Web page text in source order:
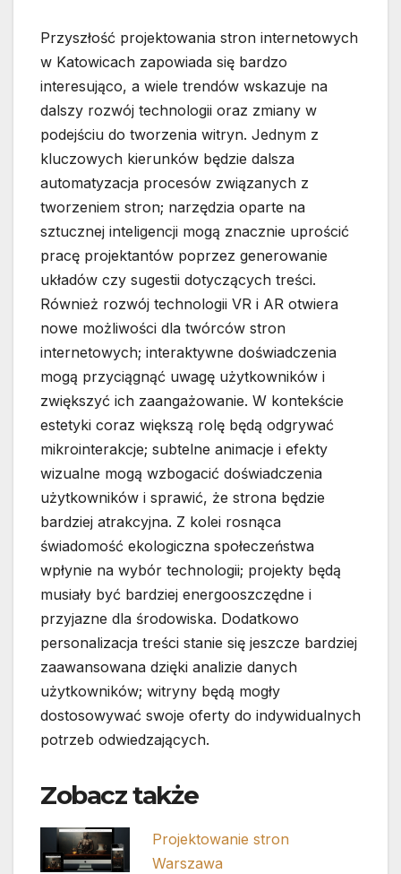
Przyszłość projektowania stron internetowych
w Katowicach zapowiada się bardzo
interesująco, a wiele trendów wskazuje na
dalszy rozwój technologii oraz zmiany w
podejściu do tworzenia witryn. Jednym z
kluczowych kierunków będzie dalsza
automatyzacja procesów związanych z
tworzeniem stron; narzędzia oparte na
sztucznej inteligencji mogą znacznie uprościć
pracę projektantów poprzez generowanie
układów czy sugestii dotyczących treści.
Również rozwój technologii VR i AR otwiera
nowe możliwości dla twórców stron
internetowych; interaktywne doświadczenia
mogą przyciągnąć uwagę użytkowników i
zwiększyć ich zaangażowanie. W kontekście
estetyki coraz większą rolę będą odgrywać
mikrointerakcje; subtelne animacje i efekty
wizualne mogą wzbogacić doświadczenia
użytkowników i sprawić, że strona będzie
bardziej atrakcyjna. Z kolei rosnąca
świadomość ekologiczna społeczeństwa
wpłynie na wybór technologii; projekty będą
musiały być bardziej energooszczędne i
przyjazne dla środowiska. Dodatkowo
personalizacja treści stanie się jeszcze bardziej
zaawansowana dzięki analizie danych
użytkowników; witryny będą mogły
dostosowywać swoje oferty do indywidualnych
potrzeb odwiedzających.
Zobacz także
Projektowanie stron
Warszawa